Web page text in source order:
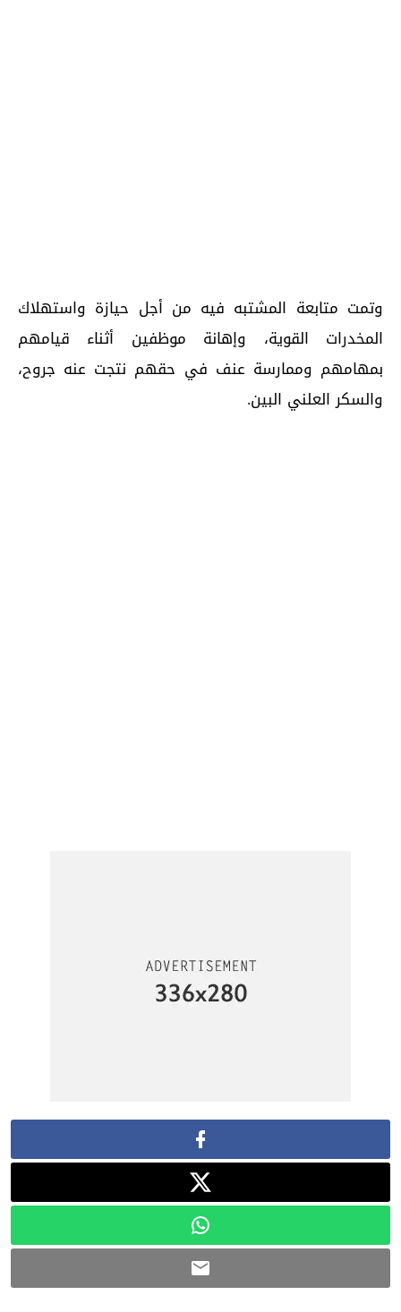
وتمت متابعة المشتبه فيه من أجل حيازة واستهلاك
المخدرات القوية، وإهانة موظفين أثناء قيامهم
بمهامهم وممارسة عنف في حقهم نتجت عنه جروح،
والسكر العلني البين.